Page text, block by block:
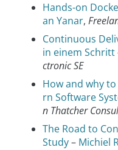
Hands-on
an Yanar,
Continuous
in einem Schritt
ctronic SE
How and why
rn Software
n Thatcher
The Road to
Study– Michiel